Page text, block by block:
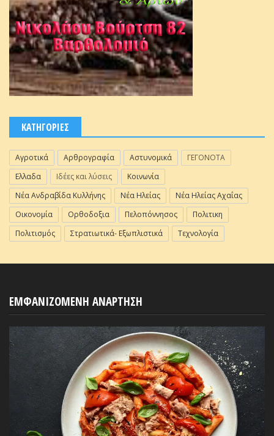
ΚΑΤΗΓΟΡΙΕΣ
Αγροτικά Αρθρογραφία Αστυνομικά
ΓΕΓΟΝΟΤΑ
Ελλαδα
Ιδέες και λύσεις
Κοινωνία
Νέα Ανδραβίδα Κυλλήνης
Νέα Ηλείας
Νέα Ηλείας Αχαΐας
Οικονομία
Ορθοδοξια Πελοπόννησος
Πολιτικη
Πολιτισμός
Στρατιωτικά- Εξωπλιστικά Τεχνολογία
ΕΜΦΑΝΙΖΟΜΕΝΗ ΑΝΑΡΤΗΣΗ